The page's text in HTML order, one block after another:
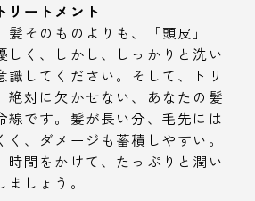
リートメント
髪そのものよりも、「頭皮」
しく、しかし、しっかりと洗い
識してください。そして、トリ
絶対に欠かせない、あなたの髪
線です。髪が長い分、毛先には
く、ダメージも蓄積しやすい。
時間をかけて、たっぷりと潤い
しょう。